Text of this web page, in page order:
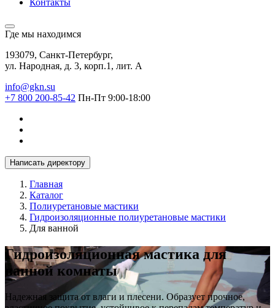
Контакты
Где мы находимся
193079, Санкт-Петербург,
ул. Народная, д. 3, корп.1, лит. А
info@gkn.su
+7 800 200-85-42 Пн-Пт 9:00-18:00
Написать директору
Главная
Каталог
Полиуретановые мастики
Гидроизоляционные полиуретановые мастики
Для ванной
Гидроизоляционная мастика для
ванной комнаты
Надежная защита от влаги и плесени. Образует прочное,